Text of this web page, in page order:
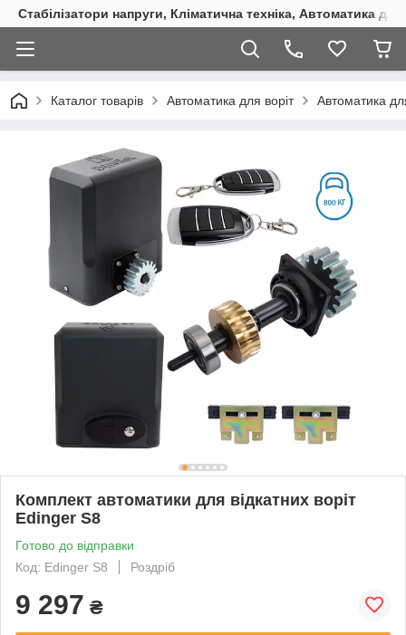
Стабілізатори напруги, Кліматична техніка, Автоматика
Каталог товарів Автоматика для воріт Автоматика
Комплект автоматики для відкатних воріт
Edinger S8
Готово до відправки
Код: Edinger S8
Роздріб
9 297 ₴